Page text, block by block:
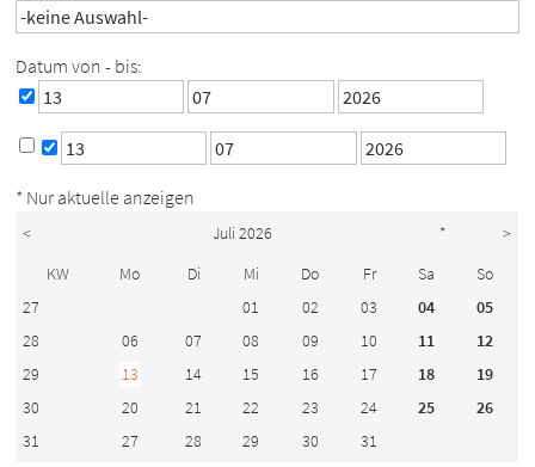
Datum von - bis:
* Nur aktuelle anzeigen
< Juli 2026 *
>
KW
Mo Di Mi Do Fr Sa
So
27
01 02 03 04
05
28
06 07 08 09 10 11
12
29
13 14 15 16 17 18
19
30
20 21 22 23 24 25
26
31
27 28 29 30 31